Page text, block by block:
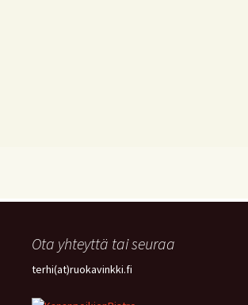
Ota yhteyttä tai seuraa
terhi(at)ruokavinkki.fi